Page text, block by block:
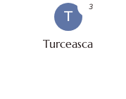
T
Turceasca
3